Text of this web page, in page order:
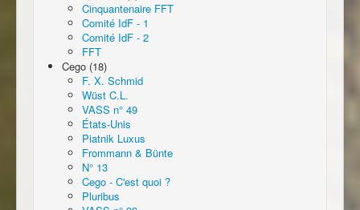
Cinquantenaire FFT
Comité IdF - 1
Comité IdF - 2
FFT
Cego (18)
F. X. Schmid
Wüst C.L.
VASS n° 49
États-Unis
Piatnik Luxus
Frommann & Bünte
N° 13
Cego - C'est quoi ?
Pluribus